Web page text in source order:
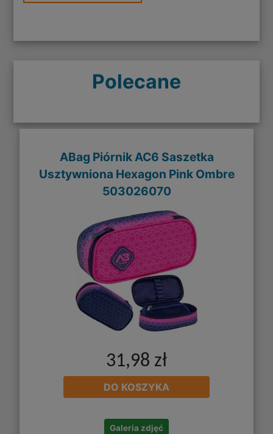
Polecane
ABag Piórnik AC6 Saszetka
Usztywniona Hexagon Pink Ombre
503026070
31,98 zł
DO KOSZYKA
Galeria zdjęć